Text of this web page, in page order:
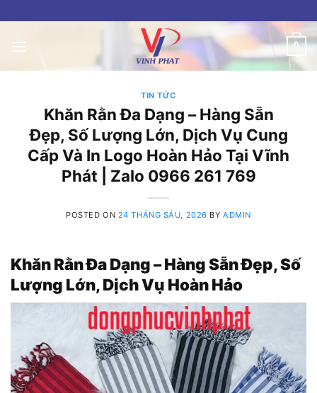
to
content
0
TIN TỨC
Khăn Rằn Đa Dạng – Hàng Sẵn
Đẹp, Số Lượng Lớn, Dịch Vụ Cung
Cấp Và In Logo Hoàn Hảo Tại Vĩnh
Phát | Zalo 0966 261 769
POSTED ON 24 THÁNG SÁU, 2026 BYADMIN
Khăn Rằn Đa Dạng – Hàng Sẵn Đẹp, Số
Lượng Lớn, Dịch Vụ Hoàn Hảo